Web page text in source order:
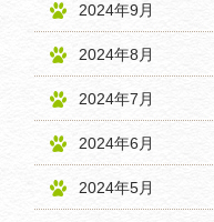
2024年9月
2024年8月
2024年7月
2024年6月
2024年5月